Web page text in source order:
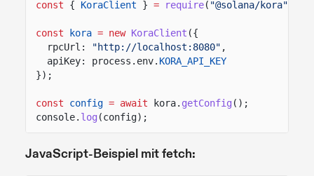
const { KoraClient } = require( "@solana/kora"
const kora = new KoraClient ({
rpcUrl:
"http://localhost:8080" ,
apiKey: process.env. KORA_API_KEY
});
const config = await kora. getConfig ();
console. log (config);
JavaScript-Beispiel mit fetch: